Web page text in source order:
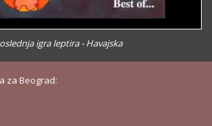
igra leptira - Havajska
za Beograd: